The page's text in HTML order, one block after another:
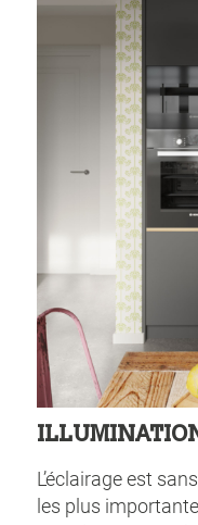
L’éclairage est
les plus